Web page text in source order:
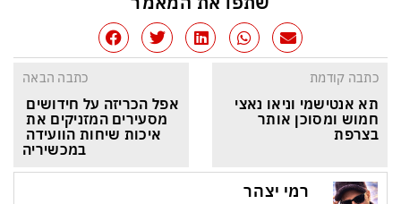
כתבה קודמת
תא אנטישמי וניאו נאצי
חמוש ומסוכן אותר
בצרפת
כתבה הבאה
אפל הכריזה על חידושים
מסעירים המזניקים את
איכות שיחות הוועידה
במכשיריה
רמי יצהר